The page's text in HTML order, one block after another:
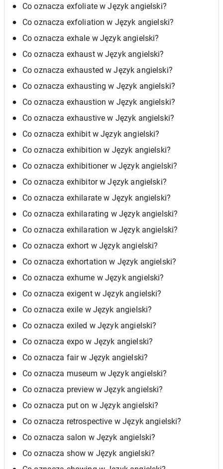
Co oznacza exfoliate w Język angielski?
Co oznacza exfoliation w Język angielski?
Co oznacza exhale w Język angielski?
Co oznacza exhaust w Język angielski?
Co oznacza exhausted w Język angielski?
Co oznacza exhausting w Język angielski?
Co oznacza exhaustion w Język angielski?
Co oznacza exhaustive w Język angielski?
Co oznacza exhibit w Język angielski?
Co oznacza exhibition w Język angielski?
Co oznacza exhibitioner w Język angielski?
Co oznacza exhibitor w Język angielski?
Co oznacza exhilarate w Język angielski?
Co oznacza exhilarating w Język angielski?
Co oznacza exhilaration w Język angielski?
Co oznacza exhort w Język angielski?
Co oznacza exhortation w Język angielski?
Co oznacza exhume w Język angielski?
Co oznacza exigent w Język angielski?
Co oznacza exile w Język angielski?
Co oznacza exiled w Język angielski?
Co oznacza expo w Język angielski?
Co oznacza fair w Język angielski?
Co oznacza museum w Język angielski?
Co oznacza preview w Język angielski?
Co oznacza put on w Język angielski?
Co oznacza retrospective w Język angielski?
Co oznacza salon w Język angielski?
Co oznacza show w Język angielski?